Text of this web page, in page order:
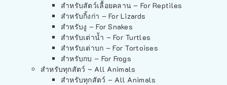
สำหรับสัตว์เลื้อยคลาน – For Reptiles
สำหรับกิ้งก่า – For Lizards
สำหรับงู – For Snakes
สำหรับเต่าน้ำ – For Turtles
สำหรับเต่าบก – For Tortoises
สำหรับกบ – For Frogs
สำหรับทุกสัตว์ – All Animals
สำหรับทุกสัตว์ – All Animals